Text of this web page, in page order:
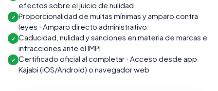
efectos sobre el juicio de nulidad
✓ Proporcionalidad de multas mínimas y amparo contra
leyes · Amparo directo administrativo
✓ Caducidad, nulidad y sanciones en materia de marcas e
infracciones ante el IMPI
✓ Certificado oficial al completar · Acceso desde app
Kajabi (iOS/Android) o navegador web